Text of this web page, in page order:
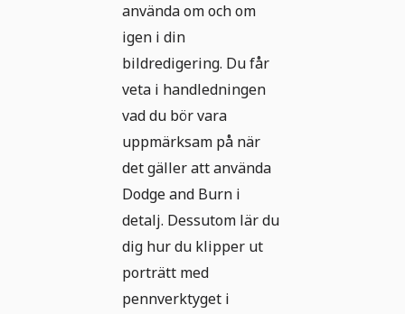
använda om och om
igen i din
bildredigering. Du får
veta i handledningen
vad du bör vara
uppmärksam på när
det gäller att använda
Dodge and Burn i
detalj. Dessutom lär du
dig hur du klipper ut
porträtt med
pennverktyget i